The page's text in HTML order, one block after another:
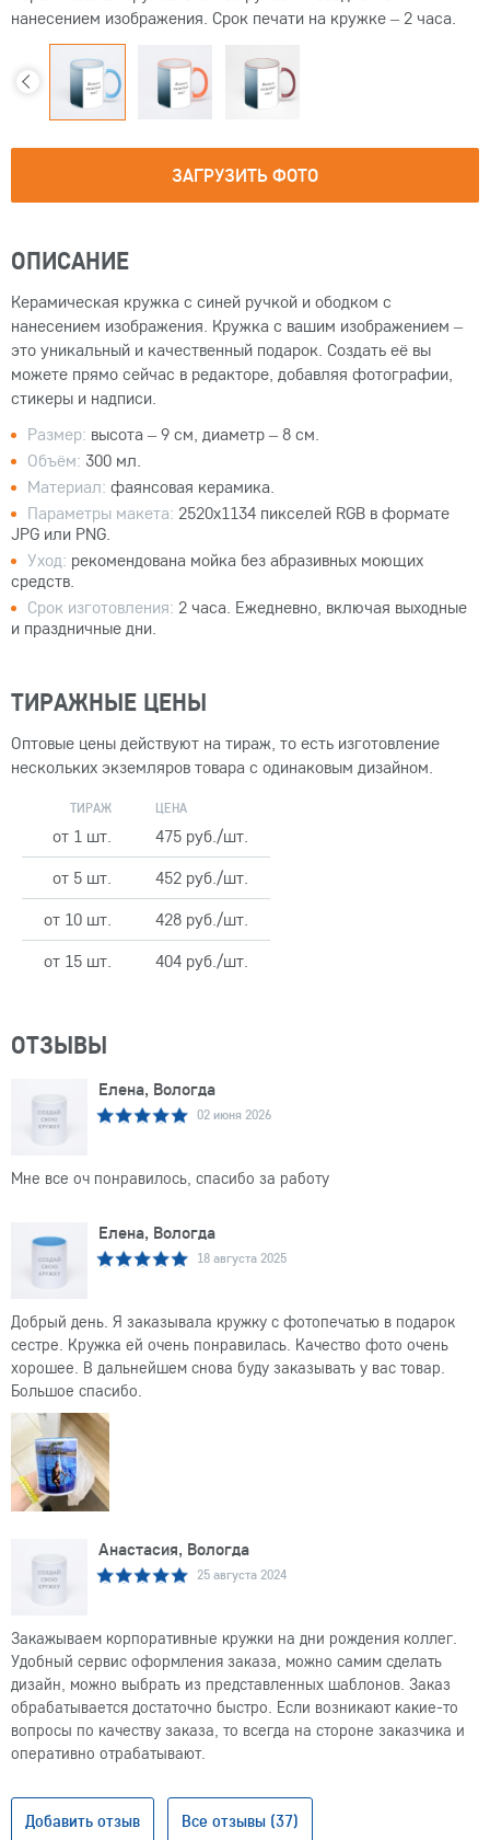
нанесением изображения. Срок печати на кружке – 2 часа.
ЗАГРУЗИТЬ ФОТО
ОПИСАНИЕ
Керамическая кружка с синей ручкой и ободком с
нанесением изображения. Кружка с вашим изображением –
это уникальный и качественный подарок. Создать её вы
можете прямо сейчас в редакторе, добавляя фотографии,
стикеры и надписи.
Размер: высота – 9 см, диаметр – 8 см.
Объём: 300 мл.
Материал: фаянсовая керамика.
Параметры макета: 2520x1134 пикселей RGB в формате
JPG или PNG.
Уход: рекомендована мойка без абразивных моющих
средств.
Срок изготовления: 2 часа. Ежедневно, включая выходные
и праздничные дни.
ТИРАЖНЫЕ ЦЕНЫ
Оптовые цены действуют на тираж, то есть изготовление
нескольких экземляров товара с одинаковым дизайном.
ТИРАЖ ЦЕНА
от 1 шт.
475 руб./шт.
от 5 шт.
452 руб./шт.
от 10 шт.
428 руб./шт.
от 15 шт.
404 руб./шт.
ОТЗЫВЫ
Елена, Вологда
02 июня 2026
Мне все оч понравилось, спасибо за работу
Елена, Вологда
18 августа 2025
Добрый день. Я заказывала кружку с фотопечатью в подарок
сестре. Кружка ей очень понравилась. Качество фото очень
хорошее. В дальнейшем снова буду заказывать у вас товар.
Большое спасибо.
Анастасия, Вологда
25 августа 2024
Закажываем корпоративные кружки на дни рождения коллег.
Удобный сервис оформления заказа, можно самим сделать
дизайн, можно выбрать из представленных шаблонов. Заказ
обрабатывается достаточно быстро. Если возникают какие-то
вопросы по качеству заказа, то всегда на стороне заказчика и
оперативно отрабатывают.
Добавить отзыв Все отзывы (37)